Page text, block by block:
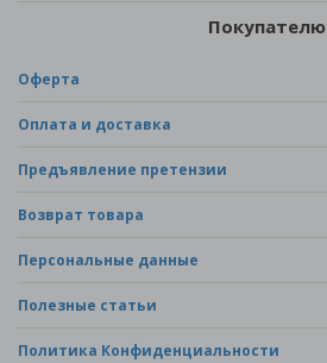
Покупателю
Оферта
Оплата и доставка
Предъявление претензии
Возврат товара
Персональные данные
Полезные статьи
Политика Конфиденциальности